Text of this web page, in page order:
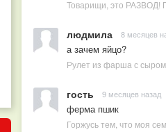
людмила 8 месяцев
а зачем яйцо?
Рулет из фарша с сыром
гость 9 месяцев назад
ферма пшик